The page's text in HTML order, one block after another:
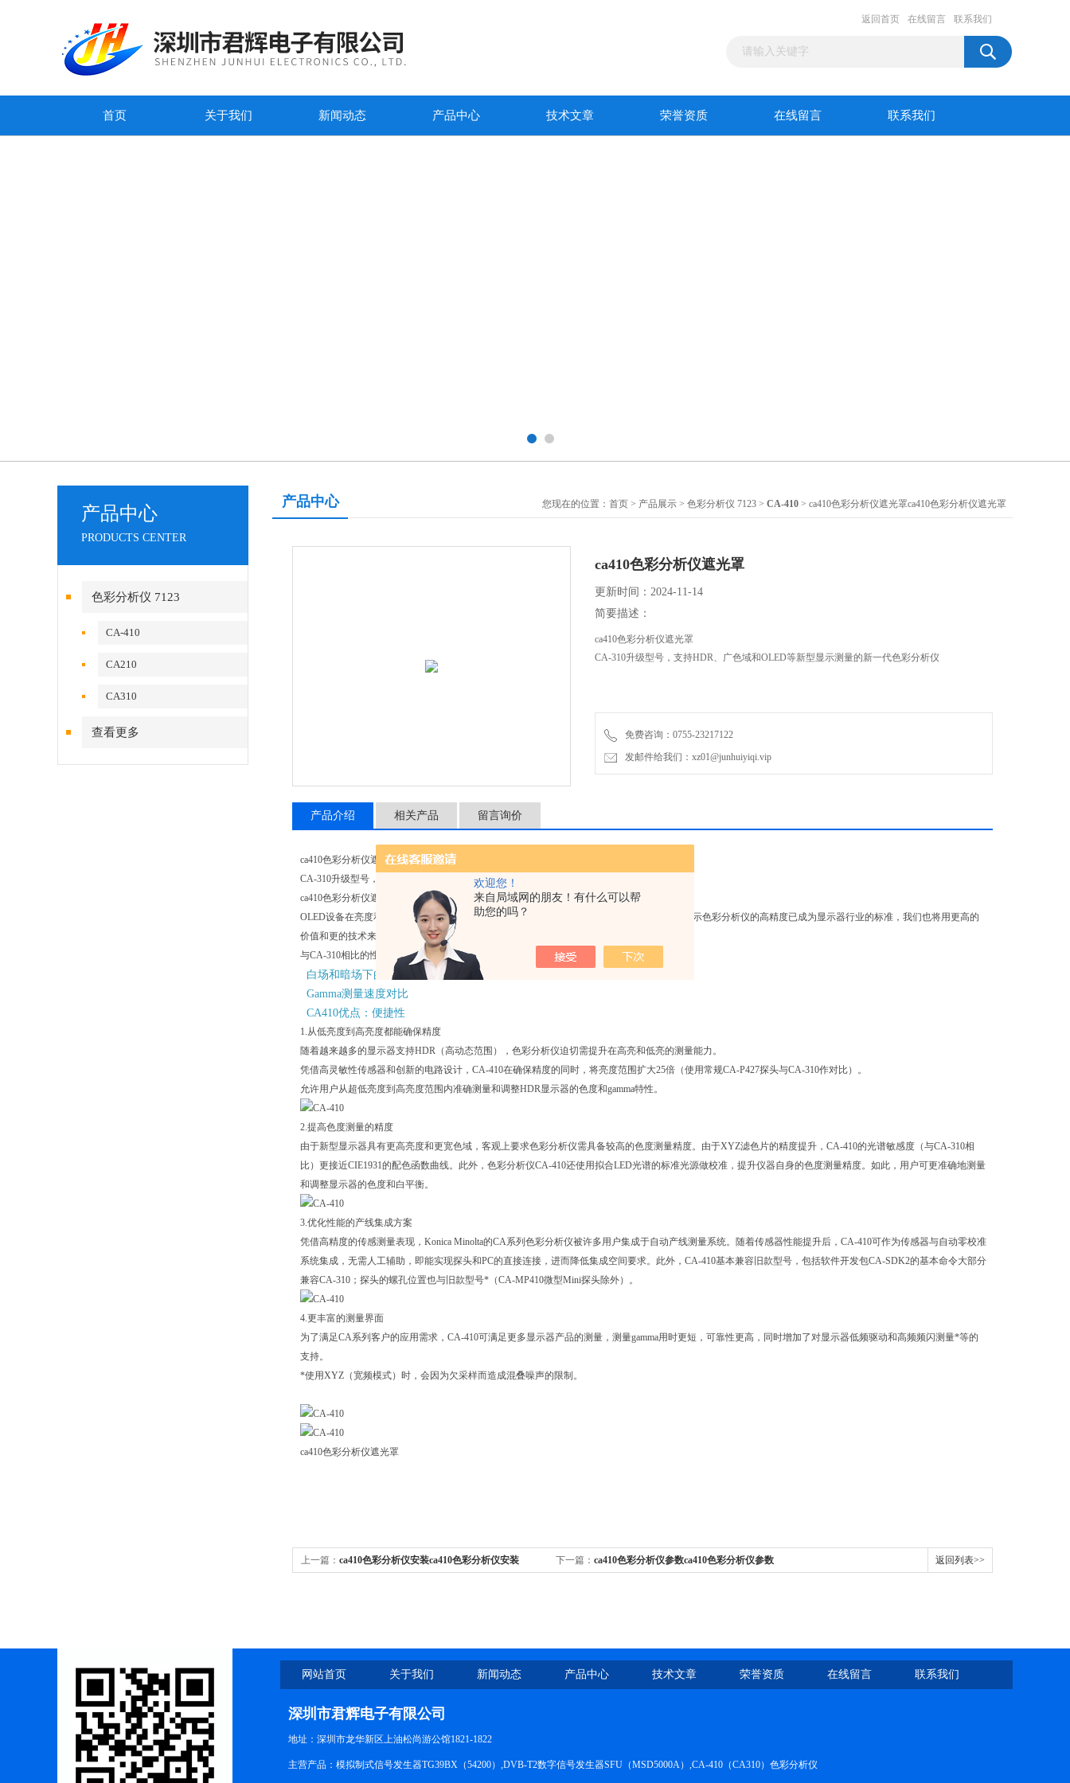
欢迎您！
来自局域网的朋友！有什么可以帮
助您的吗？
返回首页 在线留言 联系我们
首页 关于我们 新闻动态 产品中心 技术文章 荣誉资质 在线留言 联系我们
产品中心
PRODUCTS CENTER
色彩分析仪 7123
CA-410
CA210
CA310
查看更多
产品中心 您现在的位置： 首页 > 产品展示 > 色彩分析仪 7123 > CA-410 > ca410色彩分析仪遮光罩ca410色彩分析仪遮光罩
ca410色彩分析仪遮光罩
更新时间：2024-11-14
简要描述：
ca410色彩分析仪遮光罩
CA-310升级型号，支持HDR、广色域和OLED等新型显示测量的新一代色彩分析仪
免费咨询：0755-23217122
发邮件给我们：xz01@junhuiyiqi.vip
产品介绍 相关产品 留言询价
ca410色彩分析仪遮光罩
CA-310升级型号，支持HDR、广色域和OLED等新型显示测量的新一代色彩分析仪
ca410色彩分析仪遮光罩
OLED设备在亮度和色域上的不断提升，对测量行业提出了新的要求，柯尼卡美能达CA系列显示色彩分析仪的高精度已成为显示器行业的标准，我们也将用更高的
价值和更的技术来满足客户对柯尼卡美能达色彩分析仪的新要求。
与CA-310相比的性能提升说明
白场和暗场下的测量精度对比
Gamma测量速度对比
CA410优点：便捷性
1.从低亮度到高亮度都能确保精度
随着越来越多的显示器支持HDR（高动态范围），色彩分析仪迫切需提升在高亮和低亮的测量能力。
凭借高灵敏性传感器和创新的电路设计，CA-410在确保精度的同时，将亮度范围扩大25倍（使用常规CA-P427探头与CA-310作对比）。
允许用户从超低亮度到高亮度范围内准确测量和调整HDR显示器的色度和gamma特性。
2.提高色度测量的精度
由于新型显示器具有更高亮度和更宽色域，客观上要求色彩分析仪需具备较高的色度测量精度。由于XYZ滤色片的精度提升，CA-410的光谱敏感度（与CA-310相
比）更接近CIE1931的配色函数曲线。此外，色彩分析仪CA-410还使用拟合LED光谱的标准光源做校准，提升仪器自身的色度测量精度。如此，用户可更准确地测量
和调整显示器的色度和白平衡。
3.优化性能的产线集成方案
凭借高精度的传感测量表现，Konica Minolta的CA系列色彩分析仪被许多用户集成于自动产线测量系统。随着传感器性能提升后，CA-410可作为传感器与自动零校准
系统集成，无需人工辅助，即能实现探头和PC的直接连接，进而降低集成空间要求。此外，CA-410基本兼容旧款型号，包括软件开发包CA-SDK2的基本命令大部分
兼容CA-310；探头的螺孔位置也与旧款型号*（CA-MP410微型Mini探头除外）。
4.更丰富的测量界面
为了满足CA系列客户的应用需求，CA-410可满足更多显示器产品的测量，测量gamma用时更短，可靠性更高，同时增加了对显示器低频驱动和高频频闪测量*等的
支持。
*使用XYZ（宽频模式）时，会因为欠采样而造成混叠噪声的限制。
ca410色彩分析仪遮光罩
上一篇： ca410色彩分析仪安装ca410色彩分析仪安装 下一篇： ca410色彩分析仪参数ca410色彩分析仪参数 返回列表>>
网站首页 关于我们 新闻动态 产品中心 技术文章 荣誉资质 在线留言 联系我们
深圳市君辉电子有限公司
地址：深圳市龙华新区上油松尚游公馆1821-1822
主营产品：模拟制式信号发生器TG39BX（54200）,DVB-T2数字信号发生器SFU（MSD5000A）,CA-410（CA310）色彩分析仪